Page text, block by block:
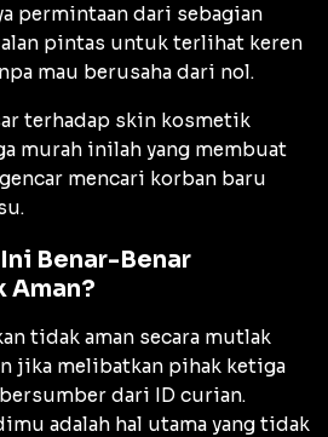
permintaan dari sebagian
pintas untuk terlihat keren
mau berusaha dari nol.
terhadap skin kosmetik
murah inilah yang membuat
mencari korban baru
Benar-Benar
Aman?
tidak aman secara mutlak
jika melibatkan pihak ketiga
dari ID curian.
adalah hal utama yang tidak